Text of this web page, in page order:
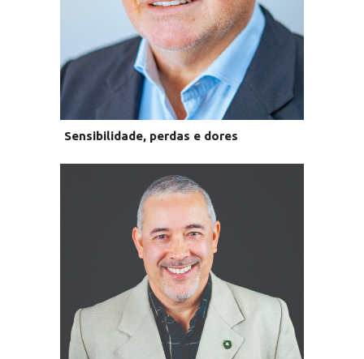
O ritmo avassalador do tempo e da
transformação humana
Sensibilidade, perdas e dores